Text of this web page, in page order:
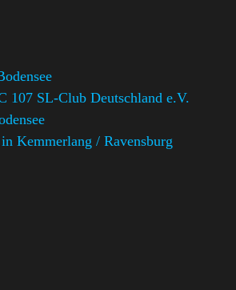
107 SL-Club Deutschland e.V.
Kemmerlang / Ravensburg